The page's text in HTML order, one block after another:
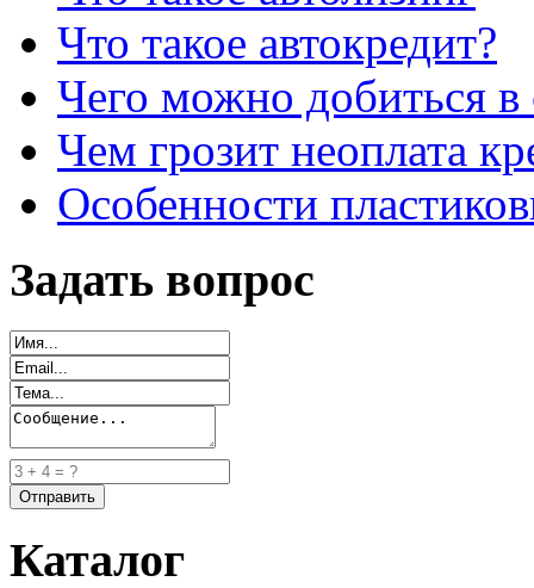
Что такое автокредит?
Чего можно добиться в
Чем грозит неоплата
Особенности
Задать вопрос
Каталог